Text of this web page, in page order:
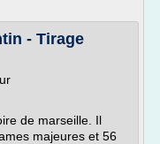
- Tirage
de marseille. Il
majeures et 56